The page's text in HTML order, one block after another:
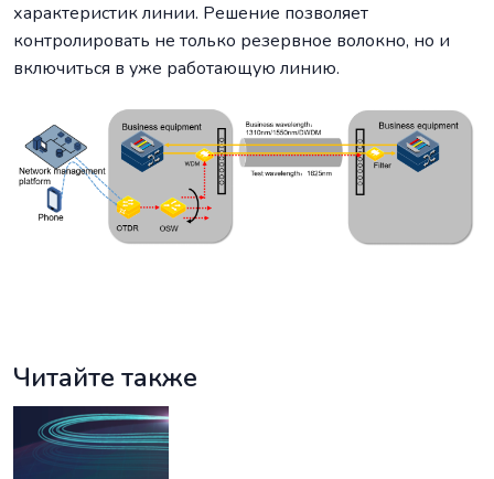
характеристик линии. Решение позволяет
контролировать не только резервное волокно, но и
включиться в уже работающую линию.
Читайте также